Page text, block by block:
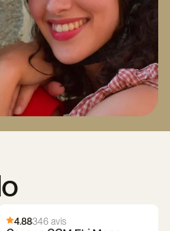
4.88346 avis